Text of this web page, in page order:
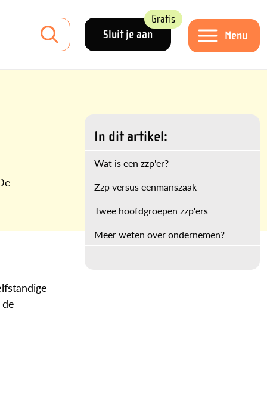
Sluit je aan
Gratis
Menu
In dit artikel:
Wat is een zzp'er?
Zzp versus eenmanszaak
Twee hoofdgroepen zzp'ers
Meer weten over ondernemen?